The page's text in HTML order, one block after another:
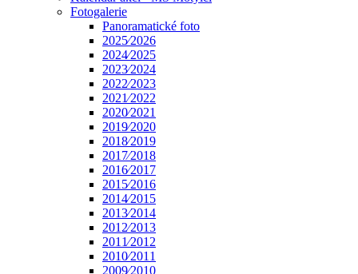
Fotogalerie
Panoramatické foto
2025⁄2026
2024⁄2025
2023⁄2024
2022⁄2023
2021⁄2022
2020⁄2021
2019⁄2020
2018⁄2019
2017⁄2018
2016⁄2017
2015⁄2016
2014⁄2015
2013⁄2014
2012⁄2013
2011⁄2012
2010⁄2011
2009⁄2010